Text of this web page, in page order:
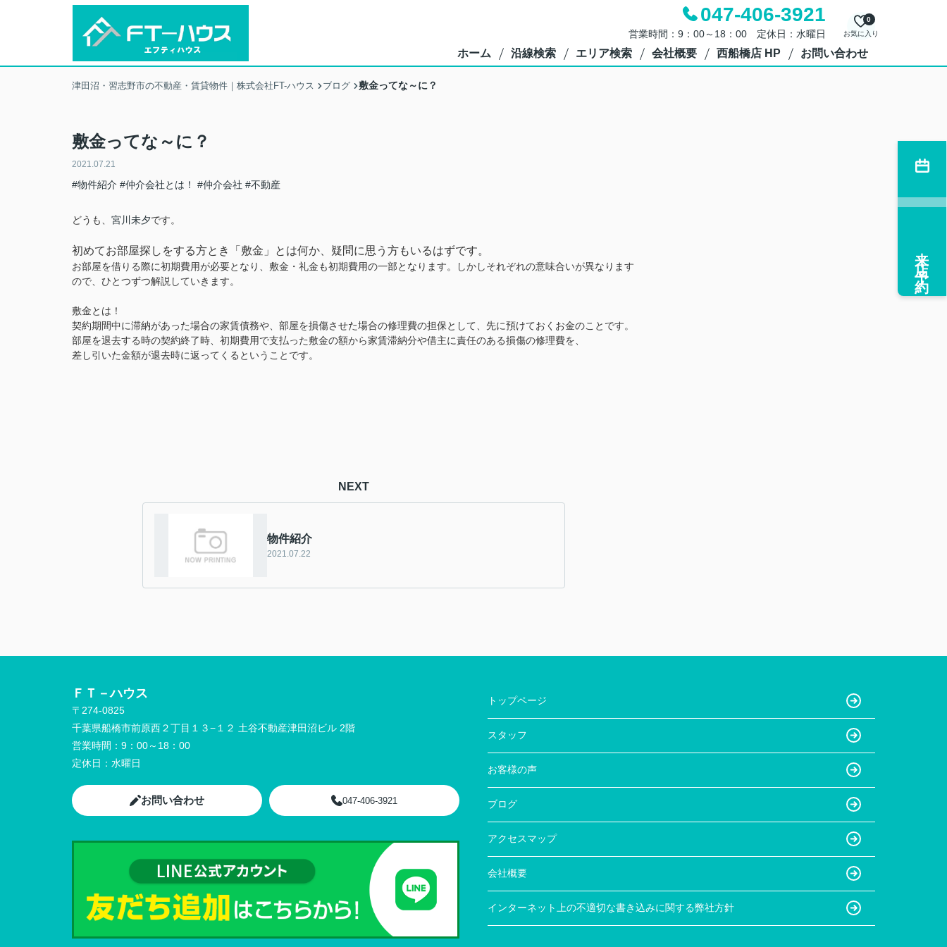
047-406-3921
営業時間：9：00～18：00 定休日：水曜日 お気に入り
0
ホーム 沿線検索 エリア検索 会社概要 西船橋店 HP お問い合わせ
津田沼・習志野市の不動産・賃貸物件｜株式会社FT-ハウス ブログ 敷金ってな～に？
敷金ってな～に？
2021.07.21
#物件紹介 #仲介会社とは！ #仲介会社 #不動産
どうも、 宮川未夕です。
初めてお部屋探しをする方とき「敷金」とは何か、疑問に思う方もいるはずです。
お部屋を借りる際に初期費用が必要となり、敷金・礼金も初期費用の一部となります。しかしそれぞれの意味合いが異なります
ので、ひとつずつ解説していきます。
敷金とは！
契約期間中に滞納があった場合の家賃債務や、部屋を損傷させた場合の修理費の担保として、先に預けておくお金のことです。
部屋を退去する時の契約終了時、初期費用で支払った敷金の額から家賃滞納分や借主に責任のある損傷の修理費を、
差し引いた金額が退去時に返ってくるということです。
NEXT
物件紹介
2021.07.22
来店予約
ＦＴ－ハウス
〒274-0825
千葉県船橋市前原西２丁目１３−１２ 土谷不動産津田沼ビル 2階
営業時間： 9：00～18：00
定休日： 水曜日
お問い合わせ 047-406-3921
トップページ
スタッフ
お客様の声
ブログ
アクセスマップ
会社概要
インターネット上の不適切な書き込みに関する弊社方針